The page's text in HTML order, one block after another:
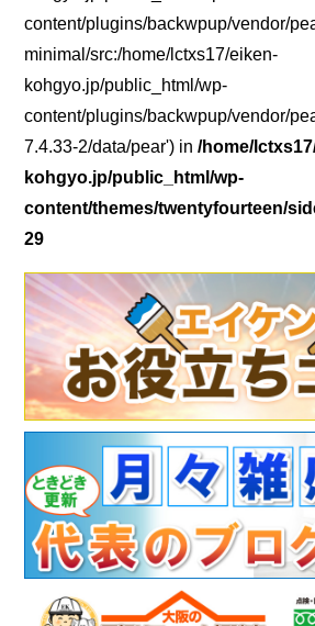
content/plugins/backwpup/vendor/
minimal/src:/home/lctxs17/eiken-
kohgyo.jp/public_html/wp-
content/plugins/backwpup/vendor/
7.4.33-2/data/pear') in/home/
kohgyo.jp/public_html/wp-
content/themes/twentyfourteen/
29